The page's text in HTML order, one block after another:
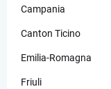
Campania
Canton Ticino
Emilia-Romagna
Friuli